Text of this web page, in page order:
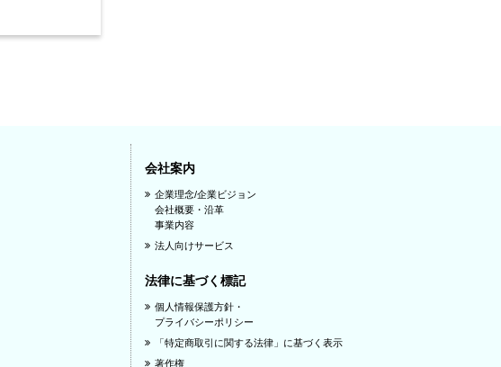
会社案内
企業理念/企業ビジョン
会社概要・沿革
事業内容
法人向けサービス
法律に基づく標記
個人情報保護方針・
プライバシーポリシー
「特定商取引に関する法律」に基づく表示
著作権